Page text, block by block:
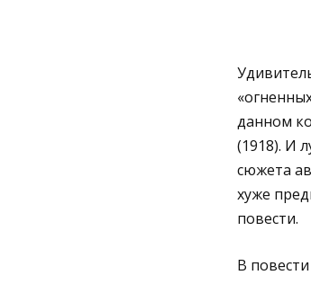
данном
(1918). И
сюжета
хуже
повести.
В